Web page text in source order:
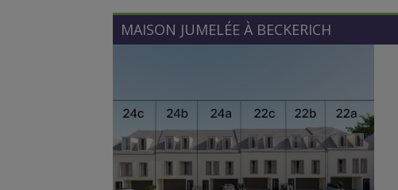
MAISON JUMELÉE À BECKERICH